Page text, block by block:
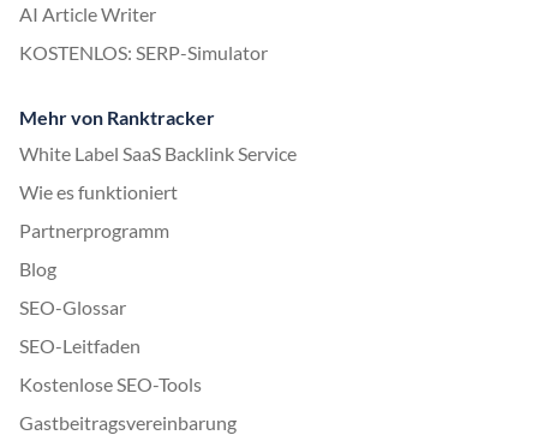
AI Article Writer
KOSTENLOS: SERP-Simulator
Mehr von Ranktracker
White Label SaaS Backlink Service
Wie es funktioniert
Partnerprogramm
Blog
SEO-Glossar
SEO-Leitfaden
Kostenlose SEO-Tools
Gastbeitragsvereinbarung